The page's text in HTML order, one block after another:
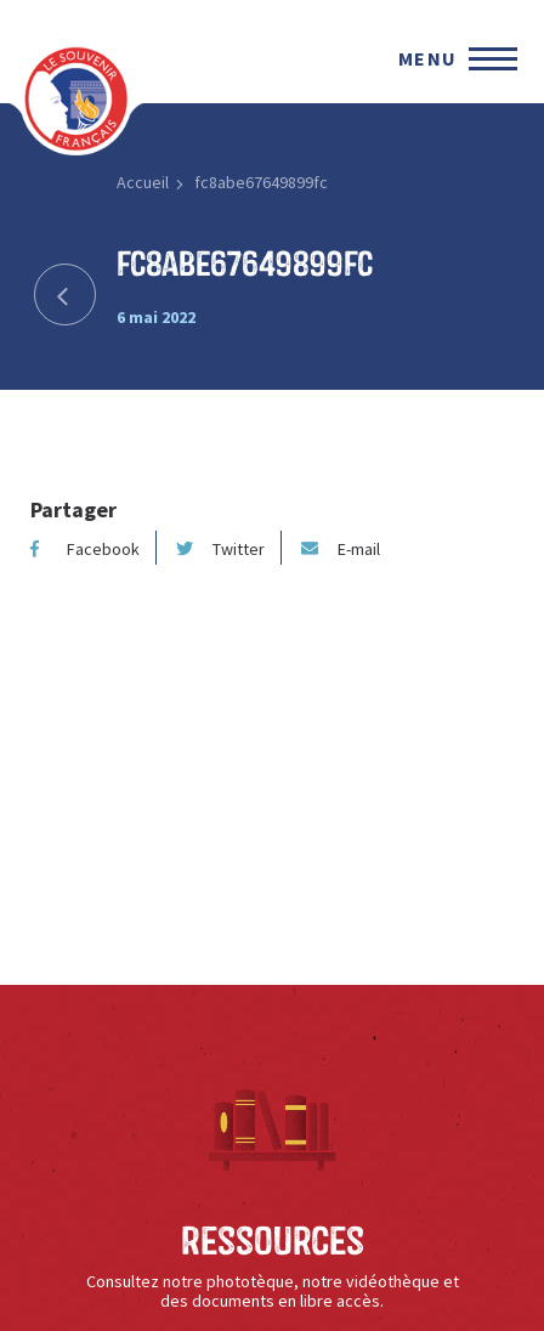
MENU
Accueil fc8abe67649899fc
fc8abe67649899fc
6 mai 2022
Partager
Facebook Twitter E-mail
Ressources
Consultez notre phototèque, notre vidéothèque et
des documents en libre accès.